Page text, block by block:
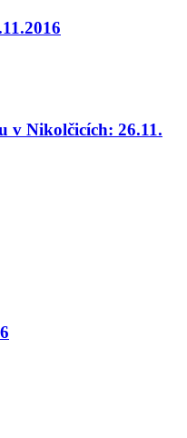
v Nikolčicích: 26.11.